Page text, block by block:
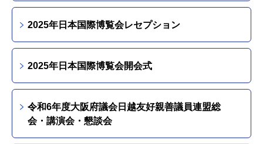
2025年日本国際博覧会レセプション
2025年日本国際博覧会開会式
令和6年度大阪府議会日越友好親善議員連盟総
会・講演会・懇談会